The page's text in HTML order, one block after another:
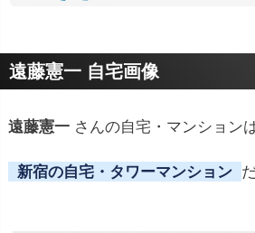
プロフィールトピック
■ 遠藤 憲一 プロフィール
遠藤憲一 自宅画像
遠藤憲一 さんの自宅・マンションは
新宿の自宅・タワーマンション